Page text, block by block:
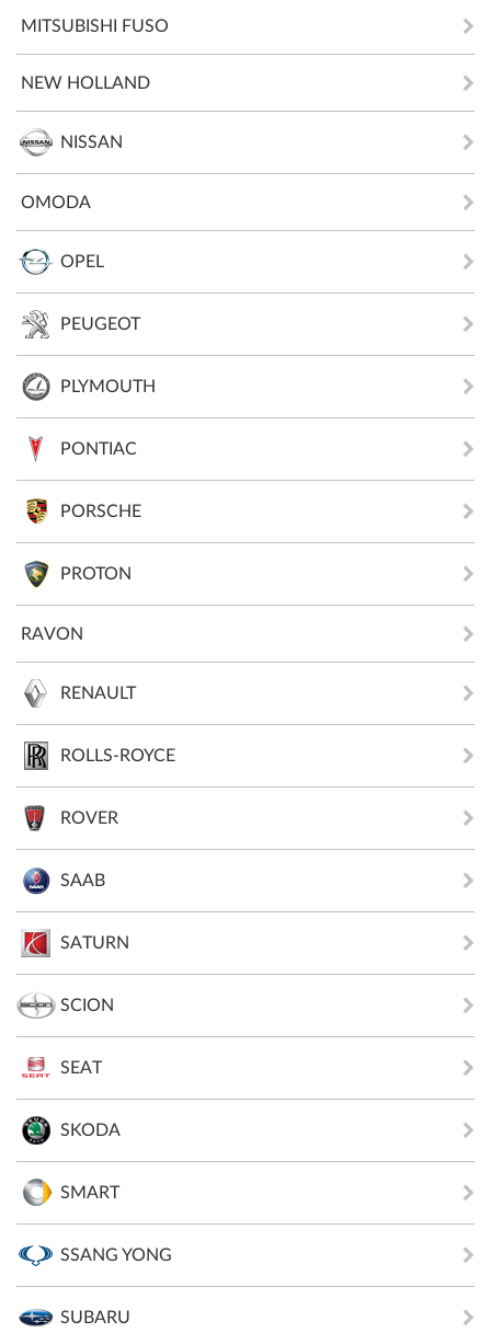
MITSUBISHI FUSO
NEW HOLLAND
NISSAN
OMODA
OPEL
PEUGEOT
PLYMOUTH
PONTIAC
PORSCHE
PROTON
RAVON
RENAULT
ROLLS-ROYCE
ROVER
SAAB
SATURN
SCION
SEAT
SKODA
SMART
SSANG YONG
SUBARU